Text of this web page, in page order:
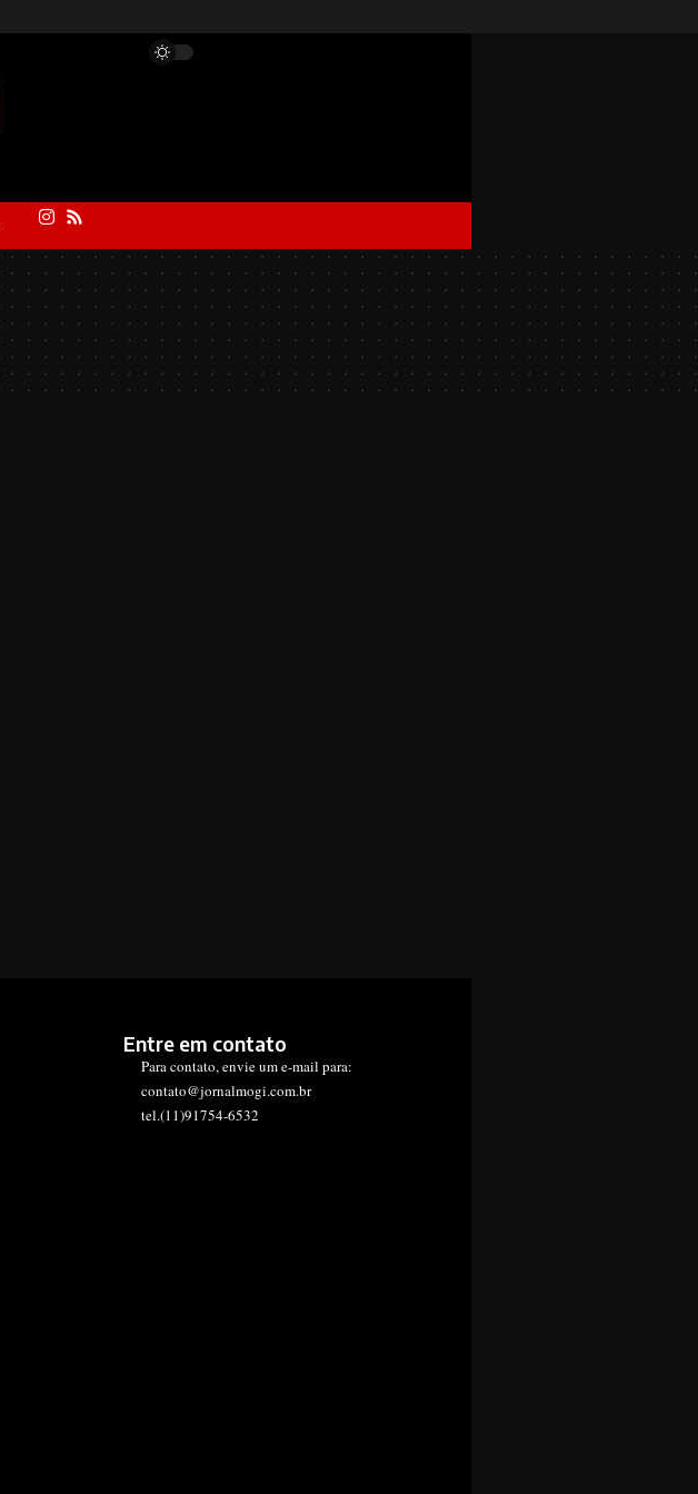
Entre em contato
Para contato, envie um e-mail para:
contato@jornalmogi.com.br
tel.(11)91754-6532